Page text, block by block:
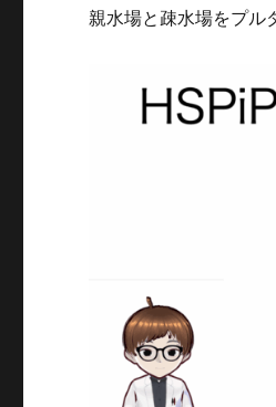
親水場と疎水場をプル